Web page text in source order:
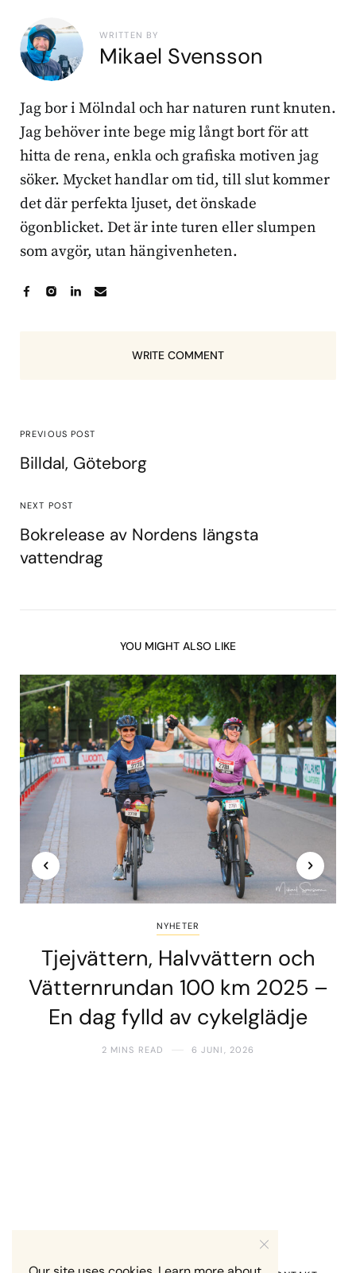
WRITTEN BY
Mikael Svensson
Jag bor i Mölndal och har naturen runt knuten.
Jag behöver inte bege mig långt bort för att
hitta de rena, enkla och grafiska motiven jag
söker. Mycket handlar om tid, till slut kommer
det där perfekta ljuset, det önskade
ögonblicket. Det är inte turen eller slumpen
som avgör, utan hängivenheten.
WRITE COMMENT
PREVIOUS POST
Billdal, Göteborg
NEXT POST
Bokrelease av Nordens längsta
vattendrag
YOU MIGHT ALSO LIKE
NYHETER
Tjejvättern, Halvvättern och
Vätternrundan 100 km 2025 –
En dag fylld av cykelglädje
2 MINS READ 6 JUNI, 2026